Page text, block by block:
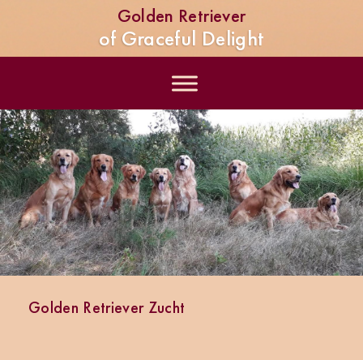
Golden Retriever
of Graceful Delight
Golden Retriever Zucht